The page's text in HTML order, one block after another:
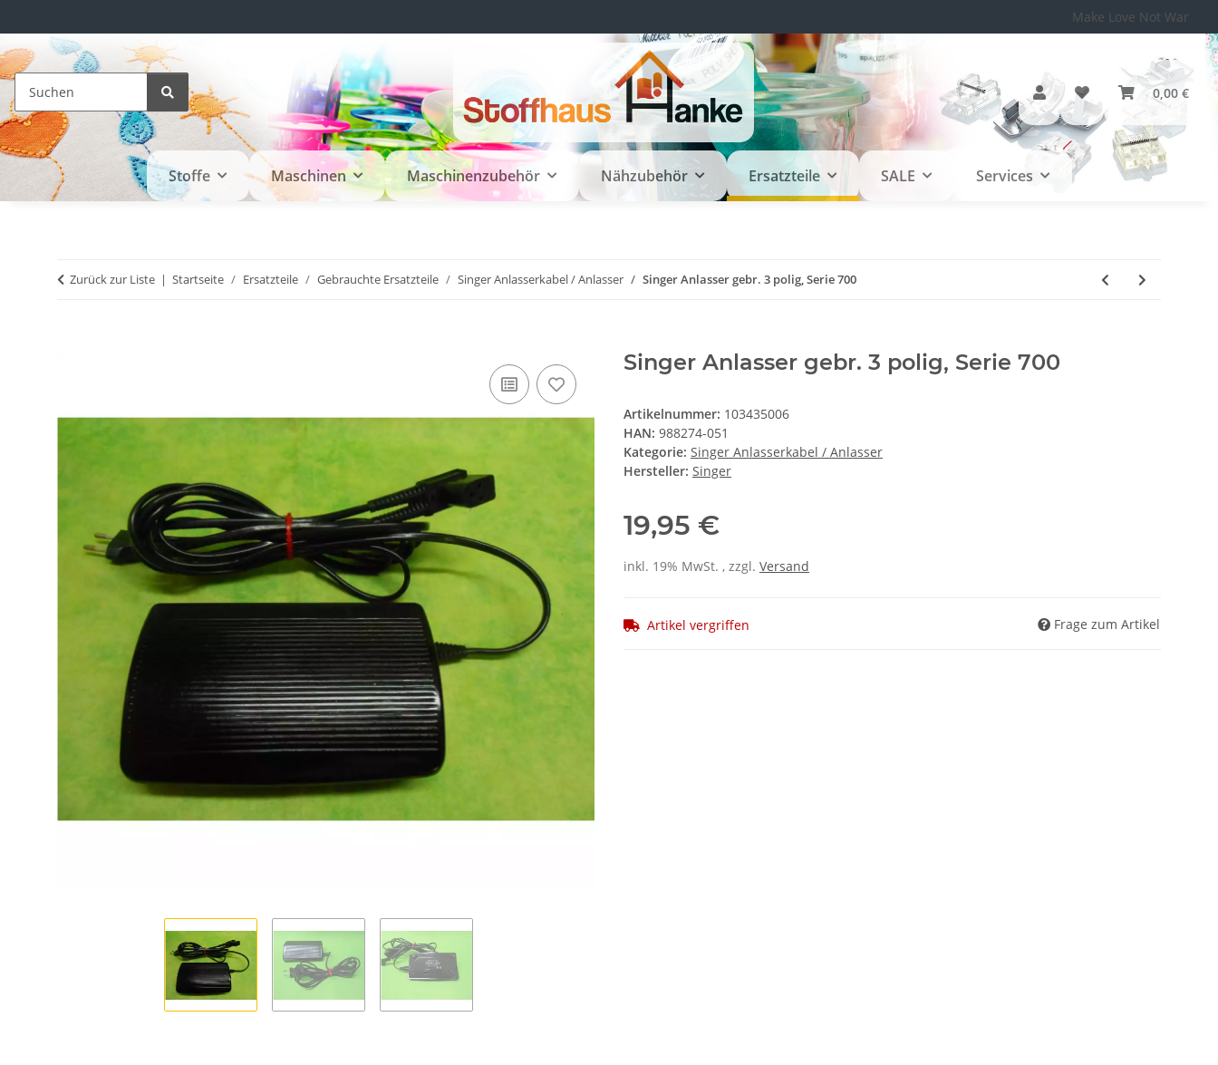
Make Love Not War
0,00 €
Stoffe Maschinen Maschinenzubehör Nähzubehör Ersatzteile SALE Services
Zurück zur Liste Startseite Ersatzteile Gebrauchte Ersatzteile Singer Anlasserkabel / Anlasser Singer Anlasser gebr. 3 polig, Serie 700
Singer Anlasser gebr. 3 polig, Serie 700
Artikelnummer: 103435006
HAN: 988274-051
Kategorie: Singer Anlasserkabel / Anlasser
Hersteller: Singer
19,95 €
inkl. 19% MwSt. , zzgl. Versand
Artikel vergriffen Frage zum Artikel